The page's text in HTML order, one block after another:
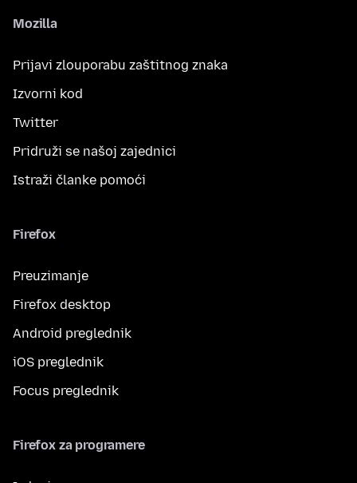
Mozilla
Prijavi zlouporabu zaštitnog znaka
Izvorni kod
Twitter
Pridruži se našoj zajednici
Istraži članke pomoći
Firefox
Preuzimanje
Firefox desktop
Android preglednik
iOS preglednik
Focus preglednik
Firefox za programere